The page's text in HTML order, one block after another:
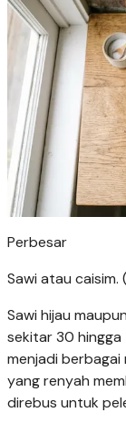
Perbesar
Sawi atau caisim.
Sawi hijau
sekitar 30
menjadi berbagai
yang renyah
direbus untuk